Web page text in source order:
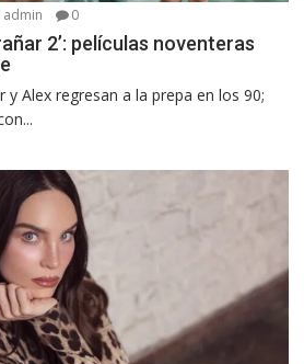
admin 0
2’: películas noventeras
Alex regresan a la prepa en los 90;